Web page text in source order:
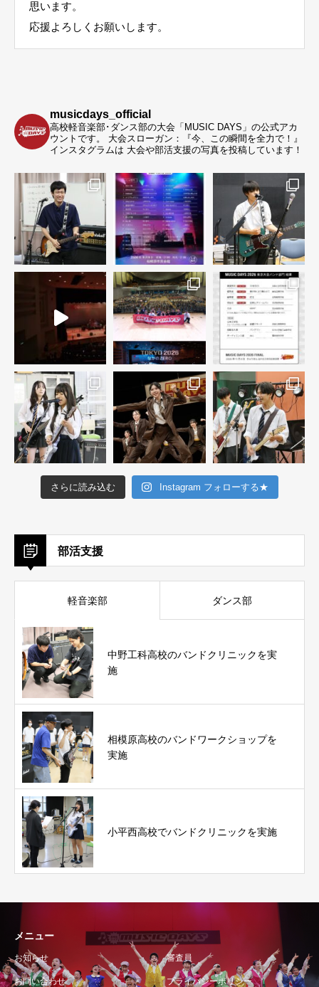
思います。
応援よろしくお願いします。
musicdays_official
高校軽音楽部･ダンス部の大会「MUSIC DAYS」の公式アカ
ウントです。
大会スローガン：『今、この瞬間を全力で！』
インスタグラムは 大会や部活支援の写真を投稿しています！
さらに読み込む Instagram フォローする★
部活支援
軽音楽部 ダンス部
中野工科高校のバンドクリニックを実
施
相模原高校のバンドワークショップを
実施
小平西高校でバンドクリニックを実施
メニュー
お知らせ 審査員
お問い合わせ プライバシーポリシー